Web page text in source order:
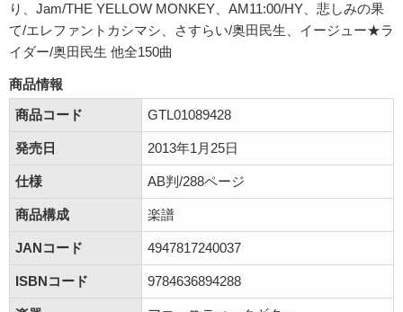
り、Jam/THE YELLOW MONKEY、AM11:00/HY、悲しみの果
て/エレファントカシマシ、さすらい/奥田民生、イージュー★ラ
イダー/奥田民生 他全150曲
商品情報
商品コード
GTL01089428
発売日 2013年1月25日
仕様 AB判/288ページ
商品構成 楽譜
JANコード 4947817240037
ISBNコード 9784636894288